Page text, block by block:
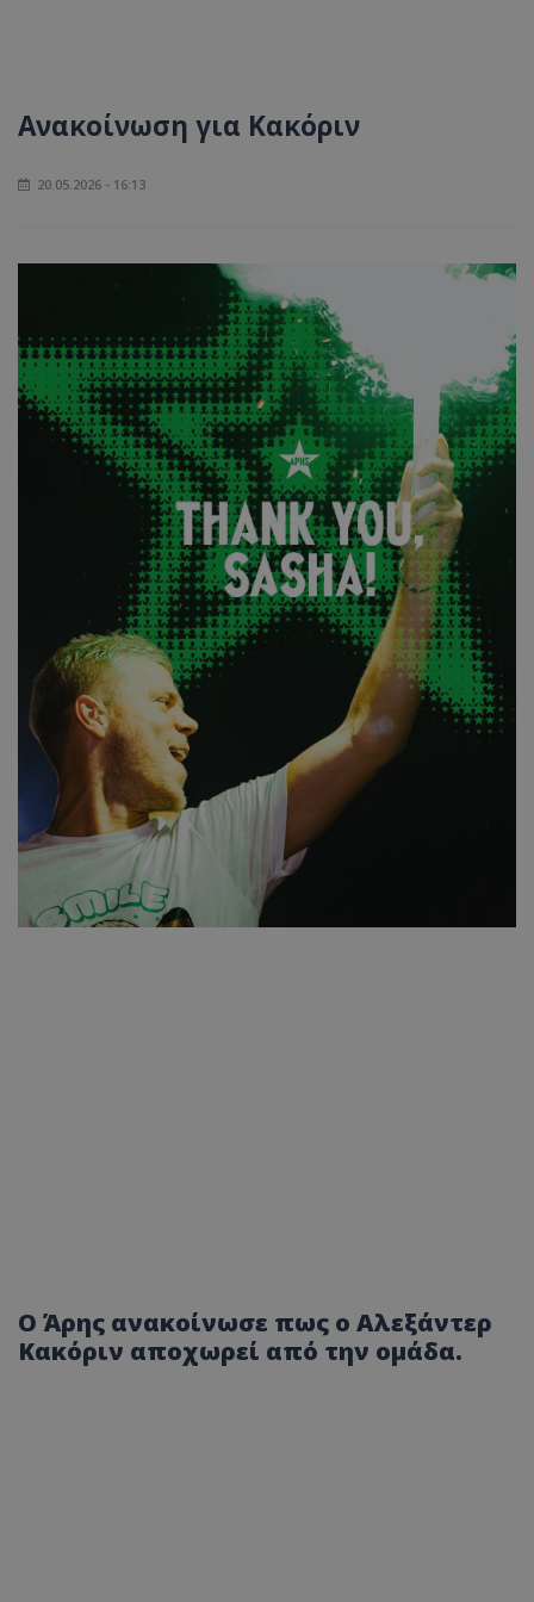
Ανακοίνωση για Κακόριν
20.05.2026 - 16:13
Ο Άρης ανακοίνωσε πως ο Αλεξάντερ
Κακόριν αποχωρεί από την ομάδα.